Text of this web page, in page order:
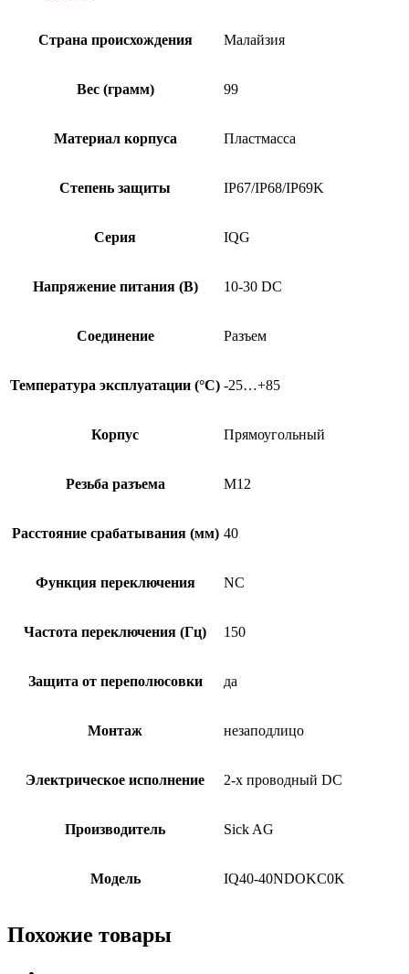
Страна происхождения Малайзия
Вес (грамм) 99
Материал корпуса Пластмасса
Степень защиты IP67/IP68/IP69K
Серия IQG
Напряжение питания (В) 10-30 DC
Соединение Разъем
Температура эксплуатации (°C) -25…+85
Корпус Прямоугольный
Резьба разъема M12
Расстояние срабатывания (мм) 40
Функция переключения NC
Частота переключения (Гц) 150
Защита от переполюсовки да
Монтаж незаподлицо
Электрическое исполнение 2-х проводный DC
Производитель Sick AG
Модель IQ40-40NDOKC0K
Похожие товары